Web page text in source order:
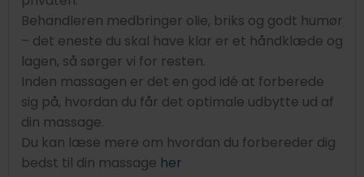
Behandleren medbringer olie, briks og godt humør
– det eneste du skal have klar er et håndklæde og
lagen, så sørger vi for resten.
Inden massagen er det en god idé at forberede
sig på, hvordan du får det optimale udbytte ud af
din massage.
Du kan læse mere om hvordan du forbereder dig
bedst til din massage her